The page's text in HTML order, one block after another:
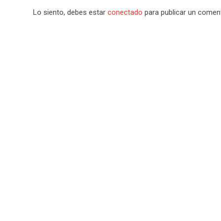
Lo siento, debes estar conectado para publicar un